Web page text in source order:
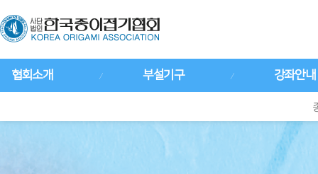
협회소개 부설기구 강좌안내